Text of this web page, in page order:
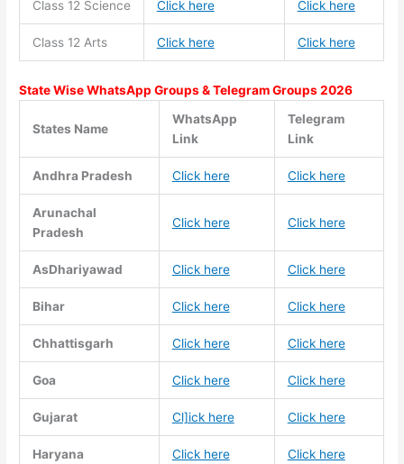
Class 12 Science Click here Click here
Class 12 Arts Click here Click here
State Wise WhatsApp Groups & Telegram Groups 2026
States Name
WhatsApp
Link
Telegram
Link
Andhra Pradesh Click here Click here
Arunachal
Pradesh
Click here Click here
AsDhariyawad Click here Click here
Bihar Click here Click here
Chhattisgarh Click here Click here
Goa Click here Click here
Gujarat Cl]ick here Click here
Haryana Click here Click here